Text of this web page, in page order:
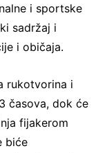
i sportske
sadržaj i
i običaja.
rukotvorina i
časova, dok će
fijakerom
biće